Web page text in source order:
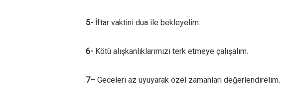
5- İftar vaktini dua ile bekleyelim.
6- Kötü alışkanlıklarımızı terk etmeye çalışalım.
7– Geceleri az uyuyarak özel zamanları değerlendirelim.